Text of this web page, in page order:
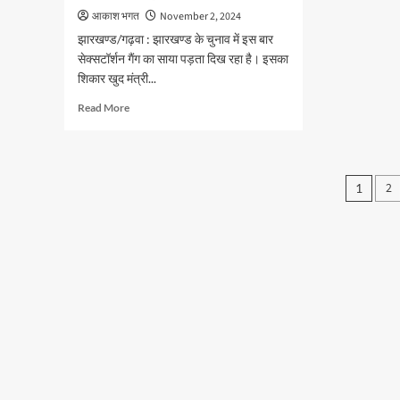
आकाश भगत
November 2, 2024
झारखण्ड/गढ़वा : झारखण्ड के चुनाव में इस बार
सेक्सटॉर्शन गैंग का साया पड़ता दिख रहा है। इसका
शिकार खुद मंत्री...
Read MoreRead
1 2